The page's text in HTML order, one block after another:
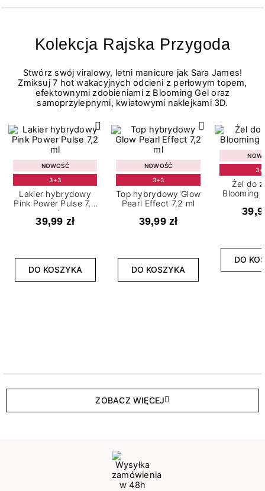
Kolekcja Rajska Przygoda
Stwórz swój viralowy, letni manicure jak Sara James!
Zmiksuj 7 hot wakacyjnych odcieni z perłowym topem,
efektownymi zdobieniami z Blooming Gel oraz
samoprzylepnymi, kwiatowymi naklejkami 3D.
NOWOŚĆ
3+3
Lakier hybrydowy
Pink Power Pulse 7,2
ml
39,99 zł
DO KOSZYKA
NOWOŚĆ
3+3
Top hybrydowy Glow
Pearl Effect 7,2 ml
39,99 zł
DO KOSZYKA
Żel do
Blooming
DO
ZOBACZ WIĘCEJ